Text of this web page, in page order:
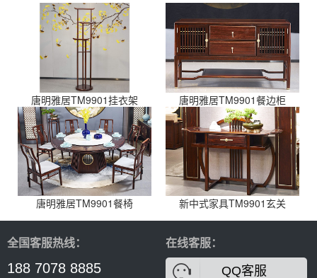
唐明雅居TM9901挂衣架 唐明雅居TM9901餐边柜
唐明雅居TM9901餐椅 新中式家具TM9901玄关
全国客服热线：
188 7078 8885
在线客服：
QQ客服